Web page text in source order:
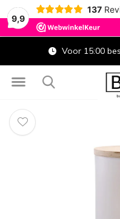
9,9
137
Voor 15:00